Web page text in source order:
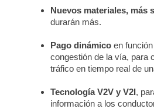
Nuevos materiales, más
durarán más.
Pago dinámico en
congestión de la vía, para
tráfico en tiempo real de
Tecnología V2V y V2I,
información a los